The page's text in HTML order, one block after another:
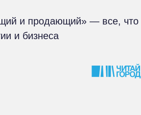
и продающий» — все, что
и бизнеса